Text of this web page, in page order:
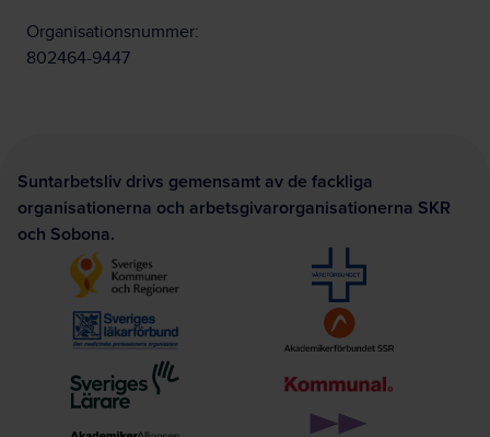
Organisationsnummer:
802464-9447
Suntarbetsliv drivs gemensamt av de fackliga
organisationerna och arbetsgivarorganisationerna SKR
och Sobona.